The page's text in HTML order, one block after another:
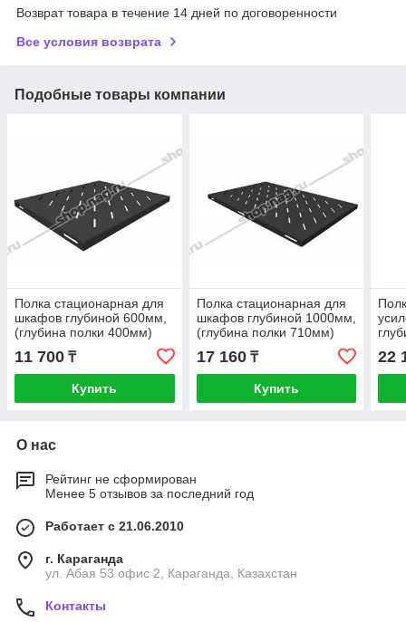
Возврат товара в течение 14 дней по договоренности
Все условия возврата
Подобные товары компании
Полка стационарная для
шкафов глубиной 600мм,
(глубина полки 400мм)
распределенная нагрузка
20кг, цвет-черный
11 700 ₸
Купить
Полка стационарная для
шкафов глубиной 1000мм,
(глубина полки 710мм)
распределенная нагрузка
20кг, цвет-черный
17 160₸
Купить
22
О нас
Рейтинг не сформирован
Менее 5 отзывов за последний год
Работает с 21.06.2010
г. Караганда
ул. Абая 53 офис 2, Караганда, Казахстан
Контакты